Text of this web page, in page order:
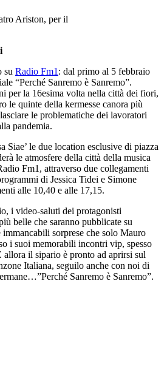
Ariston, per il
su Radio Fm1 : dal primo al 5 febbraio
“Perché Sanremo è Sanremo”.
per la 16esima volta nella città dei fiori,
le quinte della kermesse canora più
le problematiche dei lavoratori
pandemia.
Siae’ le due location esclusive di piazza
le atmosfere della città della musica
Fm1, attraverso due collegamenti
di Jessica Tidei e Simone
alle 10,40 e alle 17,15.
i video-saluti dei protagonisti
belle che saranno pubblicate su
sorprese che solo Mauro
i suoi memorabili incontri vip, spesso
il sipario è pronto ad aprirsi sul
Italiana, seguilo anche con noi di
Sanremo è Sanremo”.